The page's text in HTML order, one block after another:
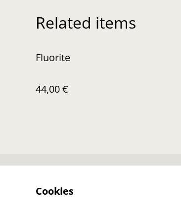
Related items
Fluorite
44,00 €
Cookies